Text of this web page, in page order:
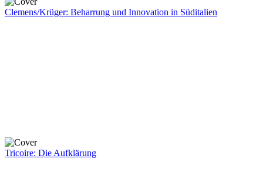
Clemens/Krüger: Beharrung und Innovation in Süditalien
Tricoire: Die Aufklärung